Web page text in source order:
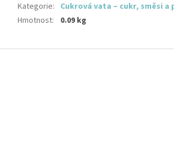
Kategorie: Cukrová vata – cukr, směsi
Hmotnost: 0.09 kg